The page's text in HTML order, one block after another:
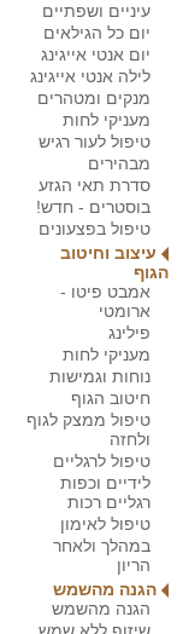
עיניים ושפתיים
יום כל הגילאים
יום אנטי אייגינג
לילה אנטי אייגינג
מנקים ומטהרים
מעניקי לחות
טיפול לעור רגיש
מבהירים
סדרת תאי הגזע
בוסטרים - חדש!
טיפול בפצעונים
עיצוב וחיטוב
הגוף
אמבט פיטו -
ארומטי
פילינג
מעניקי לחות
נוחות וגמישות
חיטוב הגוף
טיפול ממצק לגוף
ולחזה
טיפול לרגליים
לידיים וכפות
רגליים רכות
טיפול לאימון
במהלך ולאחר
הריון
הגנה מהשמש
הגנה מהשמש